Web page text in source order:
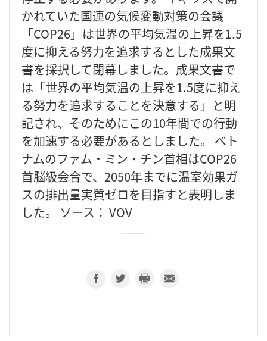
かれていた国連の気候変動対策の会議
「COP26」は世界の平均気温の上昇を1.5
度に抑える努力を追求するとした成果文
書を採択して閉幕しました。成果文書で
は「世界の平均気温の上昇を1.5度に抑え
る努力を追求することを決意する」と明
記され、そのためにこの10年間での行動
を加速する必要があるとしました。 ベト
ナムのファム・ミン・チン首相はCOP26
首脳級会合で、2050年までに温室効果ガ
スの排出量実質ゼロを目指すと表明しま
した。 ソース： VOV